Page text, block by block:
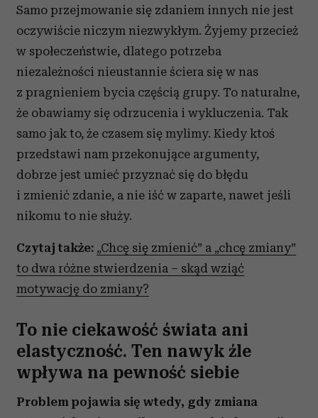
Samo przejmowanie się zdaniem innych nie jest
oczywiście niczym niezwykłym. Żyjemy przecież
w społeczeństwie, dlatego potrzeba
niezależności nieustannie ściera się w nas
z pragnieniem bycia częścią grupy. To naturalne,
że obawiamy się odrzucenia i wykluczenia. Tak
samo jak to, że czasem się mylimy. Kiedy ktoś
przedstawi nam przekonujące argumenty,
dobrze jest umieć przyznać się do błędu
i zmienić zdanie, a nie iść w zaparte, nawet jeśli
nikomu to nie służy.
Czytaj także: „Chcę się zmienić” a „chcę zmiany”
to dwa różne stwierdzenia – skąd wziąć
motywację do zmiany?
To nie ciekawość świata ani
elastyczność. Ten nawyk źle
wpływa na pewność siebie
Problem pojawia się wtedy, gdy zmiana